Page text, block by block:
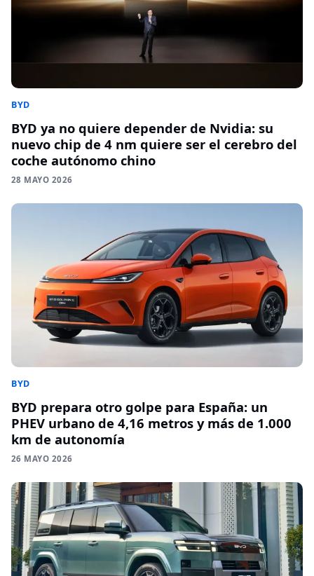
BYD
BYD ya no quiere depender de Nvidia: su
nuevo chip de 4 nm quiere ser el cerebro del
coche autónomo chino
28 MAYO 2026
BYD
BYD prepara otro golpe para España: un
PHEV urbano de 4,16 metros y más de 1.000
km de autonomía
26 MAYO 2026